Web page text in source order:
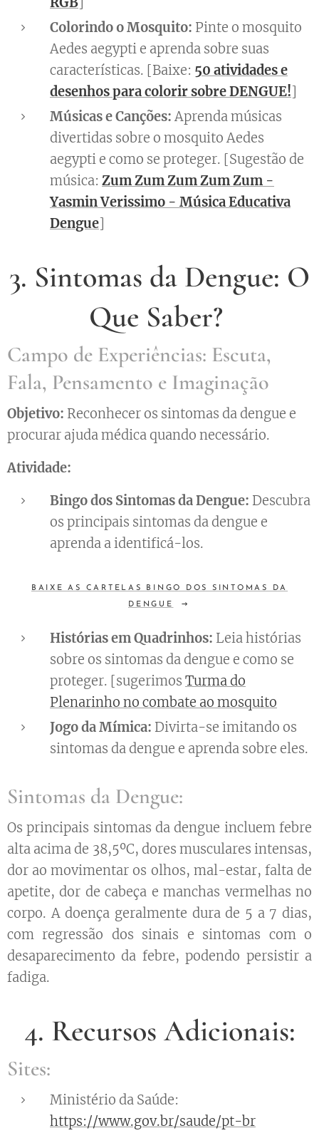
Colorindo o Mosquito: Pinte o mosquito
Aedes aegypti e aprenda sobre suas
características. [Baixe: 50 atividades e
desenhos para colorir sobre DENGUE!]
Músicas e Canções:Aprenda músicas
divertidas sobre o mosquito Aedes
aegypti e como se proteger. [Sugestão de
música: Zum Zum Zum Zum Zum -
Yasmin Verissimo - Música Educativa
Dengue]
3. Sintomas da Dengue: O
Que Saber?
Campo de Experiências: Escuta,
Fala, Pensamento e Imaginação
Objetivo: Reconhecer os sintomas da dengue e
procurar ajuda médica quando necessário.
Atividade:
Bingo dos Sintomas da Dengue: Descubra
os principais sintomas da dengue e
aprenda a identificá-los.
BAIXE AS CARTELAS BINGO DOS SINTOMAS DA
DENGUE
Histórias em Quadrinhos: Leia histórias
sobre os sintomas da dengue e como se
proteger. [sugerimos Turma do
Plenarinho no combate ao mosquito
Jogo da Mímica: Divirta-se imitando os
sintomas da dengue e aprenda sobre eles.
Sintomas da Dengue:
Os principais sintomas da dengue incluem febre
alta acima de 38,5ºC, dores musculares intensas,
dor ao movimentar os olhos, mal-estar, falta de
apetite, dor de cabeça e manchas vermelhas no
corpo. A doença geralmente dura de 5 a 7 dias,
com regressão dos sinais e sintomas com o
desaparecimento da febre, podendo persistir a
fadiga.
4. Recursos Adicionais:
Sites:
Ministério da Saúde:
https://www.gov.br/saude/pt-br